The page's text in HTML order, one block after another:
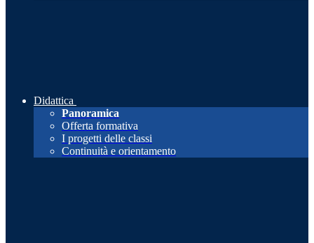
Didattica
Panoramica
Offerta formativa
I progetti delle classi
Continuità e orientamento